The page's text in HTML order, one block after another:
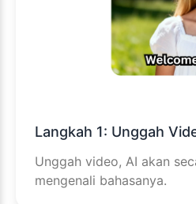
Langkah 1: Unggah
Unggah video, AI akan
mengenali bahasanya.